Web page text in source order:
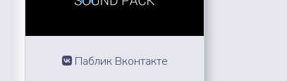
Паблик Вконтакте